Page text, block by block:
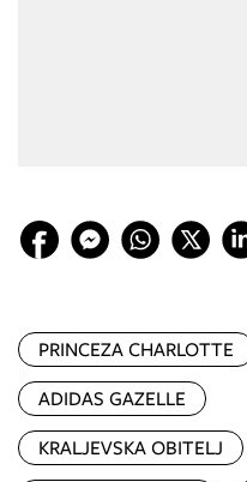
PRINCEZA CHARLOTTE
ADIDAS GAZELLE
KRALJEVSKA OBITELJ